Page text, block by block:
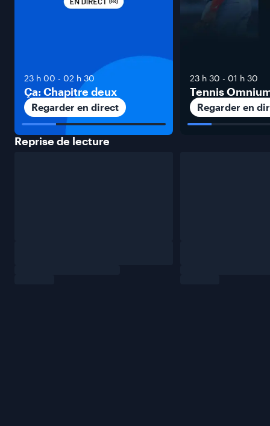
23 h 00 - 02 h 30
Ça: Chapitre deux
Regarder en direct
23 h 30 - 01 h 30
Tennis
Regarder en
Reprise de lecture